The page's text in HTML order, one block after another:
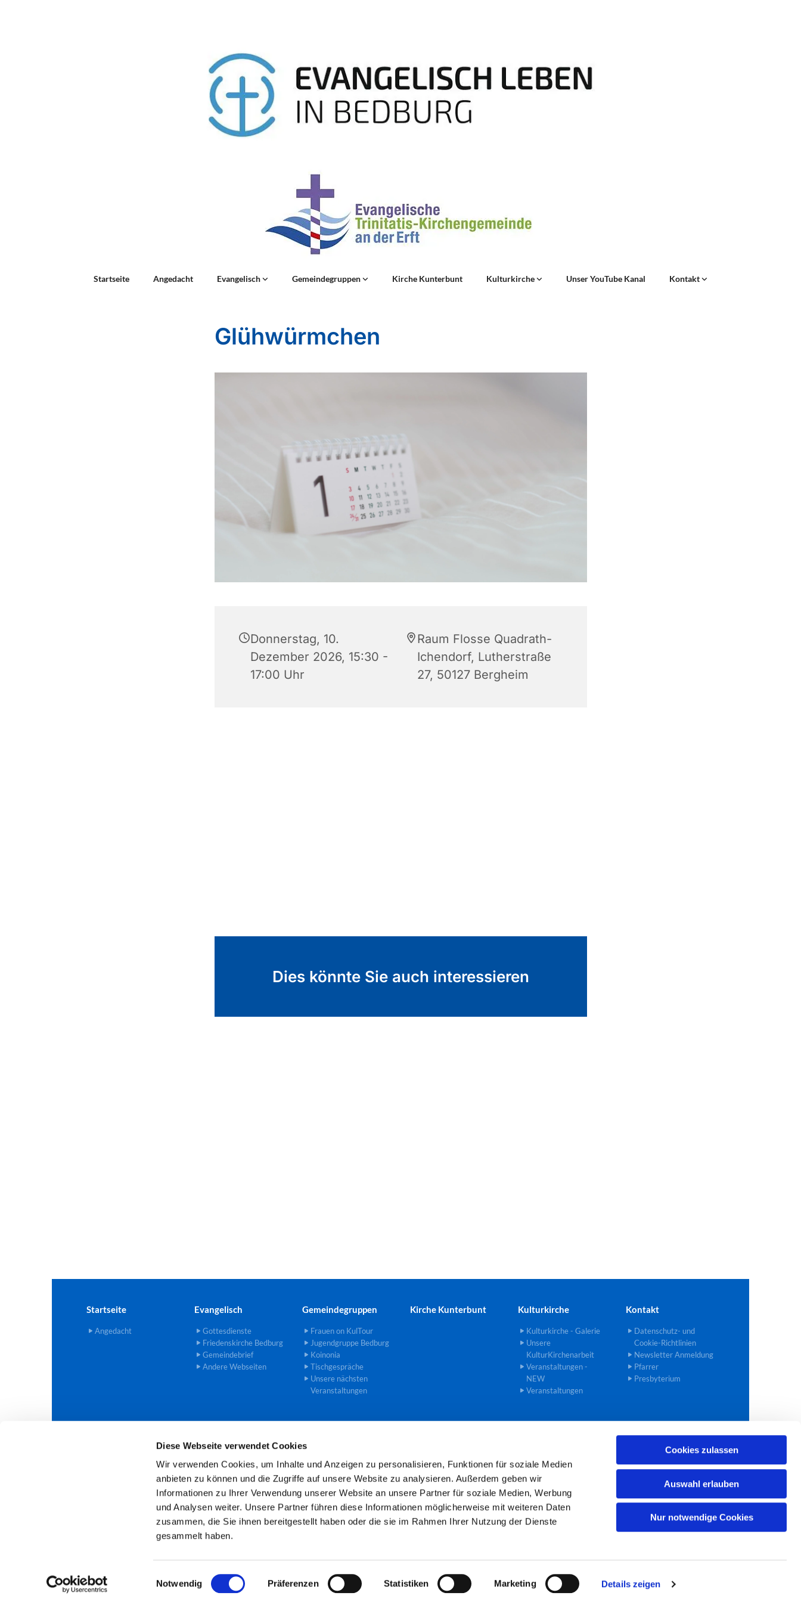
Diese Webseite verwendet Cookies
Wir verwenden Cookies, um Inhalte und Anzeigen zu personalisieren, Funktionen für soziale Medien
anbieten zu können und die Zugriffe auf unsere Website zu analysieren. Außerdem geben wir
Informationen zu Ihrer Verwendung unserer Website an unsere Partner für soziale Medien, Werbung
und Analysen weiter. Unsere Partner führen diese Informationen möglicherweise mit weiteren Daten
zusammen, die Sie ihnen bereitgestellt haben oder die sie im Rahmen Ihrer Nutzung der Dienste
gesammelt haben.
i
Notwendig Präferenzen Statistiken Marketing Details zeigen
Cookies zulassen
Auswahl erlauben
Nur notwendige Cookies
Startseite Angedacht Evangelisch Gemeindegruppen Kirche Kunterbunt Kulturkirche Unser YouTube Kanal Kontakt
Glühwürmchen
Donnerstag, 10.
Dezember 2026, 15:30 -
17:00 Uhr
Raum Flosse Quadrath-
Ichendorf, Lutherstraße
27, 50127 Bergheim
Dies könnte Sie auch interessieren
Startseite
Angedacht
Evangelisch
Gottesdienste
Friedenskirche Bedburg
Gemeindebrief
Andere Webseiten
Gemeindegruppen
Frauen on KulTour
Jugendgruppe Bedburg
Koinonia
Tischgespräche
Unsere nächsten
Veranstaltungen
Kirche Kunterbunt Kulturkirche
Kulturkirche - Galerie
Unsere
KulturKirchenarbeit
Veranstaltungen -
NEW
Veranstaltungen
Kontakt
Datenschutz- und
Cookie-Richtlinien
Newsletter Anmeldung
Pfarrer
Presbyterium
Evangelische Trinitatis-Kirchengemeinde an der Erft · Gemeindebüro Theodor-Heuss-Str. 8, 50181 Bedburg
bedburg@ekir.de
Öffnungszeiten: Mo und Mi 8.00 -11.00 Uhr
Kontaktinformationen Cookie-Richtlinie Impressum